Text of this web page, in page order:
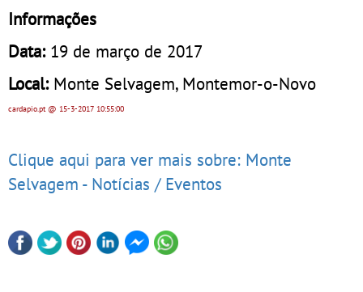
Informações
Data: 19 de março de 2017
Local: Monte Selvagem, Montemor-o-Novo
cardapio.pt@ 15-3-2017 10:55:00
Clique aqui para ver mais sobre: Monte
Selvagem - Notícias / Eventos